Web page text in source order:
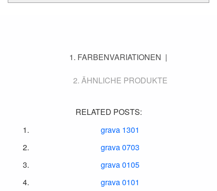
FARBENVARIATIONEN
ÄHNLICHE PRODUKTE
RELATED POSTS:
grava 1301
grava 0703
grava 0105
grava 0101